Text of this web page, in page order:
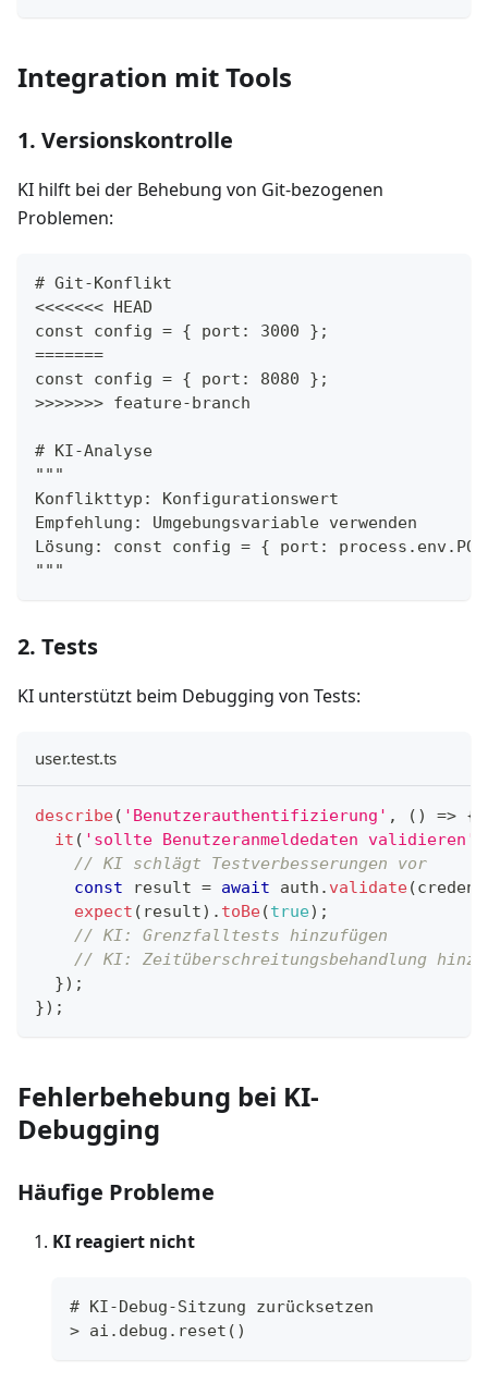
Integration mit Tools
1. Versionskontrolle
KI hilft bei der Behebung von Git-bezogenen
Problemen:
# Git-Konflikt
<<<<<<< HEAD
const config = { port: 3000 };
=======
const config = { port: 8080 };
>>>>>>> feature-branch
# KI-Analyse
"""
Konflikttyp: Konfigurationswert
Empfehlung: Umgebungsvariable verwenden
Lösung: const config = { port:
"""
2. Tests
KI unterstützt beim Debugging von Tests:
user.test.ts
describe( 'Benutzerauthentifizierung' , ( ) => {
it ( 'sollte Benutzeranmeldedaten validieren'
// KI schlägt Testverbesserungen vor
const result = await auth . validate(
expect ( result) . toBe(true) ;
// KI: Grenzfalltests hinzufügen
// KI: Zeitüberschreitungsbehandlung
}) ;
}) ;
Fehlerbehebung bei KI-
Debugging
Häufige Probleme
KI reagiert nicht
# KI-Debug-Sitzung zurücksetzen
> ai.debug.reset()